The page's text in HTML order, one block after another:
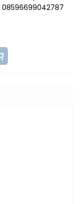
08596699042787